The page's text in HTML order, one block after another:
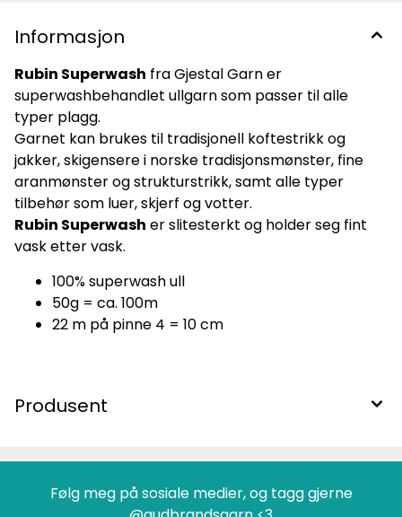
Informasjon
Rubin Superwash fra Gjestal Garn er
superwashbehandlet ullgarn som passer til alle
typer plagg.
Garnet kan brukes til tradisjonell koftestrikk og
jakker, skigensere i norske tradisjonsmønster, fine
aranmønster og strukturstrikk, samt alle typer
tilbehør som luer, skjerf og votter.
Rubin Superwash er slitesterkt og holder seg fint
vask etter vask.
100% superwash ull
50g = ca. 100m
22 m på pinne 4 = 10 cm
Produsent
Følg meg på sosiale medier, og tagg gjerne